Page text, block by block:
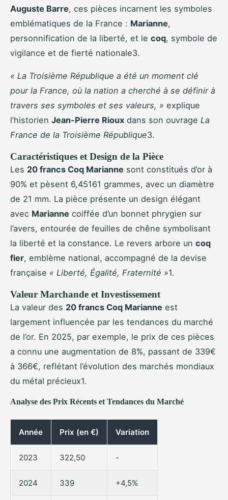
Auguste Barre, ces pièces incarnent les symboles
emblématiques de la France : Marianne,
personnification de la liberté, et le coq, symbole de
vigilance et de fierté nationale3.
« La Troisième République a été un moment clé
pour la France, où la nation a cherché à se définir à
travers ses symboles et ses valeurs, » explique
l’historien Jean-Pierre Rioux dans son ouvrage La
France de la Troisième République3.
Caractéristiques et Design de la Pièce
Les 20 francs Coq Marianne sont constitués d’or à
90% et pèsent 6,45161 grammes, avec un diamètre
de 21 mm. La pièce présente un design élégant
avec Marianne coiffée d’un bonnet phrygien sur
l’avers, entourée de feuilles de chêne symbolisant
la liberté et la constance. Le revers arbore un coq
fier, emblème national, accompagné de la devise
française « Liberté, Égalité, Fraternité »1.
Valeur Marchande et Investissement
La valeur des 20 francs Coq Marianne est
largement influencée par les tendances du marché
de l’or. En 2025, par exemple, le prix de ces pièces
a connu une augmentation de 8%, passant de 339€
à 366€, reflétant l’évolution des marchés mondiaux
du métal précieux1.
Analyse des Prix Récents et Tendances du Marché
Année Prix (en €) Variation
2023 322,50 -
2024 339 +4,5%